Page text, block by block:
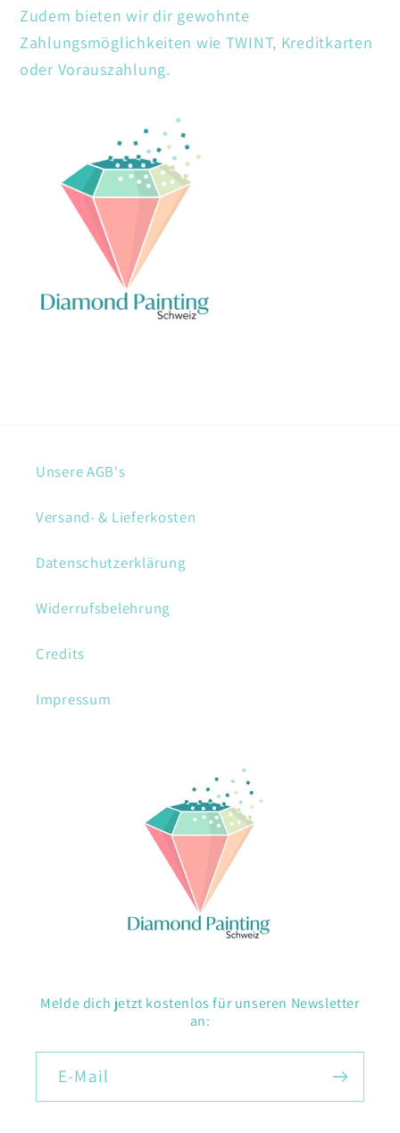
Zudem bieten wir dir gewohnte
Zahlungsmöglichkeiten wie TWINT, Kreditkarten
oder Vorauszahlung.
Unsere AGB's
Versand- & Lieferkosten
Datenschutzerklärung
Widerrufsbelehrung
Credits
Impressum
Melde dich jetzt kostenlos für unseren Newsletter
an:
E-Mail